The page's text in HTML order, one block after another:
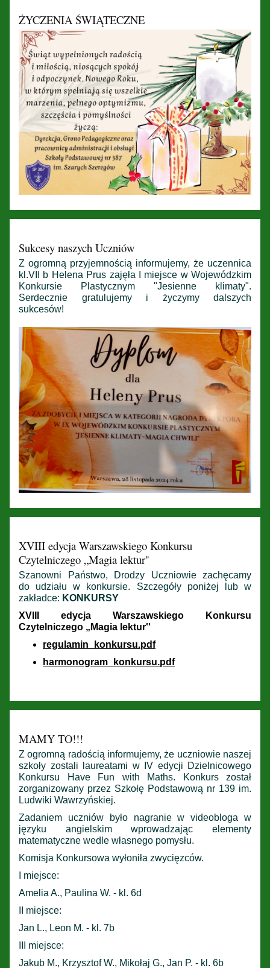
ŻYCZENIA ŚWIĄTECZNE
Sukcesy naszych Uczniów
Z ogromną przyjemnością informujemy, że uczennica
kl.VII b Helena Prus zajęła I miejsce w Wojewódzkim
Konkursie Plastycznym "Jesienne klimaty".
Serdecznie gratulujemy i życzymy dalszych
sukcesów!
XVIII edycja Warszawskiego Konkursu
Czytelniczego „Magia lektur''
Szanowni Państwo, Drodzy Uczniowie zachęcamy
do udziału w konkursie. Szczegóły poniżej lub w
zakładce: KONKURSY
XVIII edycja Warszawskiego Konkursu
Czytelniczego „Magia lektur''
regulamin_konkursu.pdf
harmonogram_konkursu.pdf
MAMY TO!!!
Z ogromną radością informujemy, że uczniowie naszej
szkoły zostali laureatami w IV edycji Dzielnicowego
Konkursu Have Fun with Maths. Konkurs został
zorganizowany przez Szkołę Podstawową nr 139 im.
Ludwiki Wawrzyńskiej.
Zadaniem uczniów było nagranie w videobloga w
języku angielskim wprowadzając elementy
matematyczne wedle własnego pomysłu.
Komisja Konkursowa wyłoniła zwycięzców.
I miejsce:
Amelia A., Paulina W. - kl. 6d
II miejsce:
Jan L., Leon M. - kl. 7b
III miejsce:
Jakub M., Krzysztof W., Mikołaj G., Jan P. - kl. 6b